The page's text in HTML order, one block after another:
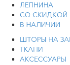
ЛЕПНИНА
СО СКИДКОЙ
В НАЛИЧИИ
ШТОРЫ НА
ТКАНИ
АКСЕССУАРЫ